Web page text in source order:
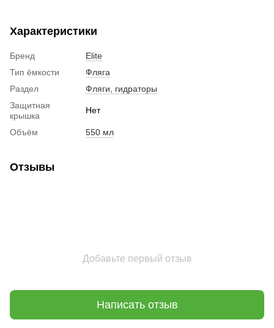
Характеристики
Бренд
Elite
Тип ёмкости
Фляга
Раздел
Фляги, гидраторы
Защитная
крышка
Нет
Объём 550 мл
Отзывы
Добавьте первый отзыв
Написать отзыв